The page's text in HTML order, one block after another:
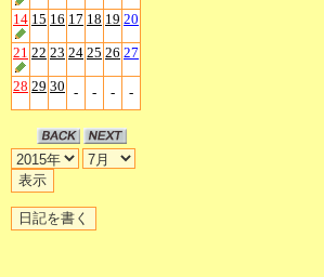
14 15 16 17 18 19 20
21 22 23 24 25 26 27
28 29 30 - - - -